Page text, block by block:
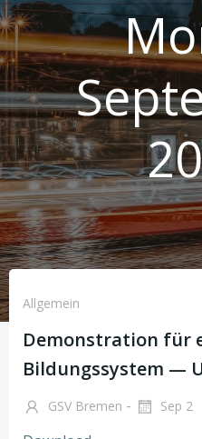
Allgemein
Demonstration für
Bildungssystem —
GSV Bremen - Sep 2